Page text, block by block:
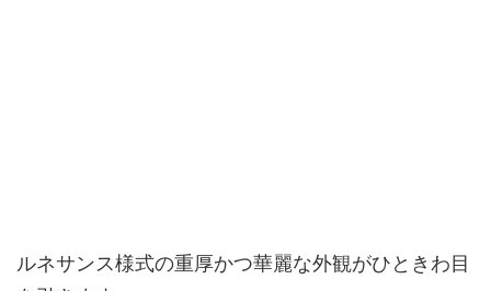
ルネサンス様式の重厚かつ華麗な外観がひときわ目